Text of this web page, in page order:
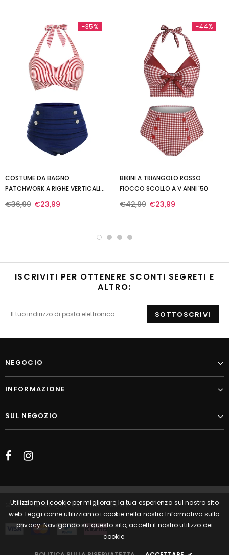
-35%
COSTUME DA BAGNO
PATCHWORK A RIGHE VERTICALI
€36,99 €23,99
-44%
BIKINI A TRIANGOLO ROSSO
FIOCCO SCOLLO A V ANNI '50
€42,99 €23,99
Utilizziamo i cookie per migliorare la tua esperienza sul nostro sito
web. Leggi come utilizziamo i cookie nella nostra Informativa sulla
privacy. Navigando su questo sito, accetti il nostro utilizzo dei
cookie.
ISCRIVITI PER OTTENERE SCONTI SEGRETI E
ALTRO:
NEGOCIO
INFORMAZIONE
SUL NEGOZIO
© 2025 Retrostage.it. Tutti i diritti riservati.